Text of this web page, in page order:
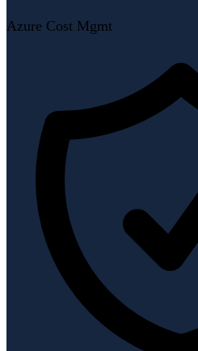
Azure Cost Mgmt